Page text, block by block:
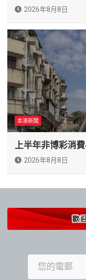
2026年8月8日
本澳新聞
上半年非博彩消
2026年8月8日